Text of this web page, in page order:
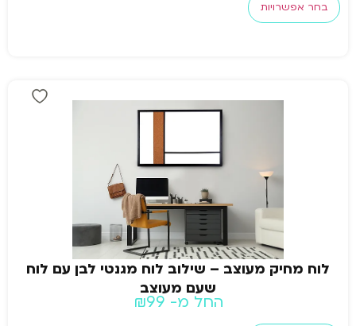
בחר אפשרויות
לוח מחיק מעוצב – שילוב לוח מגנטי לבן עם לוח
שעם מעוצב
החל מ- ₪99